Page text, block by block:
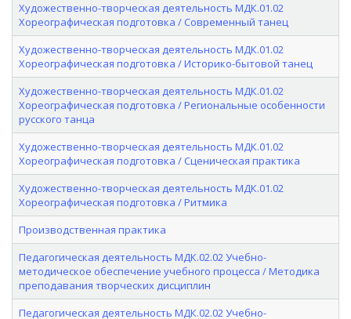
Художественно-творческая деятельность МДК.01.02
Хореографическая подготовка / Современный танец
Художественно-творческая деятельность МДК.01.02
Хореографическая подготовка / Историко-бытовой танец
Художественно-творческая деятельность МДК.01.02
Хореографическая подготовка / Региональные особенности
русского танца
Художественно-творческая деятельность МДК.01.02
Хореографическая подготовка / Сценическая практика
Художественно-творческая деятельность МДК.01.02
Хореографическая подготовка / Ритмика
Производственная практика
Педагогическая деятельность МДК.02.02 Учебно-
методическое обеспечение учебного процесса / Методика
преподавания творческих дисциплин
Педагогическая деятельность МДК.02.02 Учебно-